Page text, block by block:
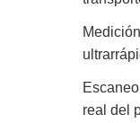
real del